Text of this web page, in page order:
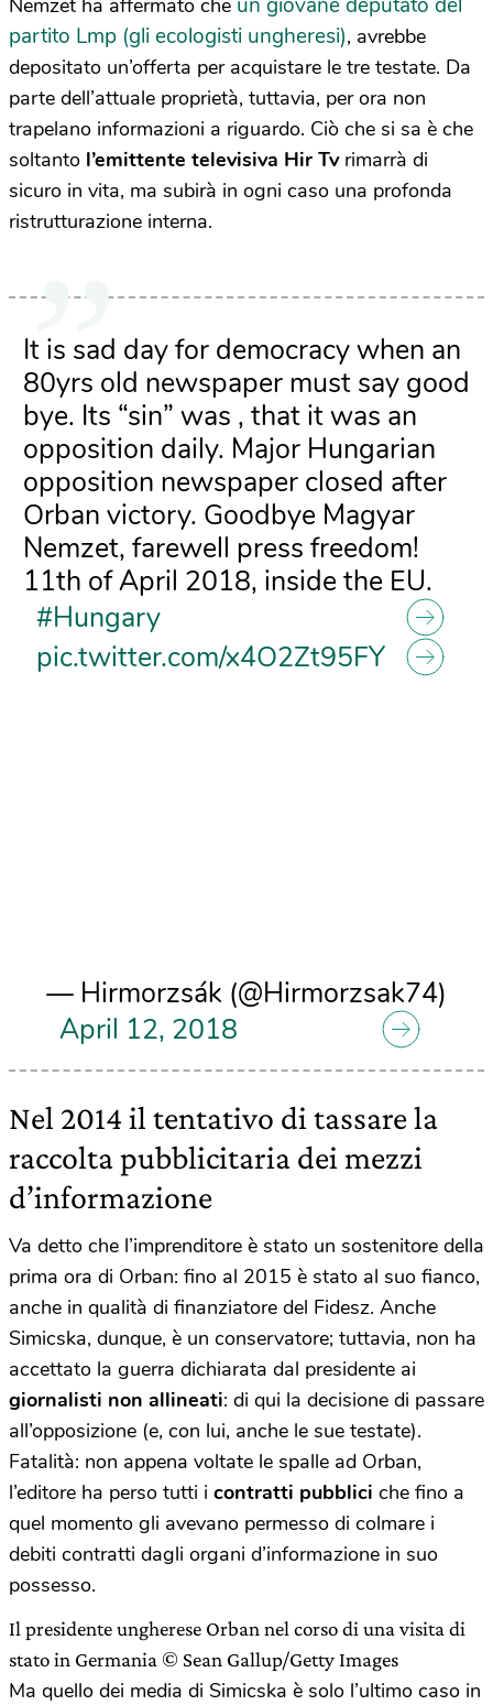
Nemzet ha affermato che un giovane deputato del
partito Lmp (gli ecologisti ungheresi), avrebbe
depositato un’offerta per acquistare le tre testate. Da
parte dell’attuale proprietà, tuttavia, per ora non
trapelano informazioni a riguardo. Ciò che si sa è che
soltanto l’emittente televisiva Hir Tvrimarrà di
sicuro in vita, ma subirà in ogni caso una profonda
ristrutturazione interna.
It is sad day for democracy when an
80yrs old newspaper must say good
bye. Its “sin” was , that it was an
opposition daily. Major Hungarian
opposition newspaper closed after
Orban victory. Goodbye Magyar
Nemzet, farewell press freedom!
11th of April 2018, inside the EU.
#Hungary
pic.twitter.com/x4O2Zt95FY
— Hirmorzsák (@Hirmorzsak74)
April 12, 2018
Nel 2014 il tentativo di tassare la
raccolta pubblicitaria dei mezzi
d’informazione
Va detto che l’imprenditore è stato un sostenitore della
prima ora di Orban: fino al 2015 è stato al suo fianco,
anche in qualità di finanziatore del Fidesz. Anche
Simicska, dunque, è un conservatore; tuttavia, non ha
accettato la guerra dichiarata dal presidente ai
giornalisti non allineati: di qui la decisione di passare
all’opposizione (e, con lui, anche le sue testate).
Fatalità: non appena voltate le spalle ad Orban,
l’editore ha perso tutti i contratti pubblici che fino a
quel momento gli avevano permesso di colmare i
debiti contratti dagli organi d’informazione in suo
possesso.
Il presidente ungherese Orban nel corso di una visita di
stato in Germania © Sean Gallup/Getty Images
Ma quello dei media di Simicska è solo l’ultimo caso in